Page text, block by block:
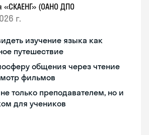
(ОАНО ДПО
г.
изучение языка как
путешествие
общения через чтение
фильмов
только преподавателем, но и
для учеников